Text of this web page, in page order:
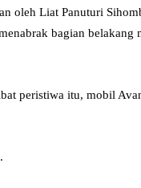
Liat Panuturi
bagian belakang
peristiwa itu, mobil